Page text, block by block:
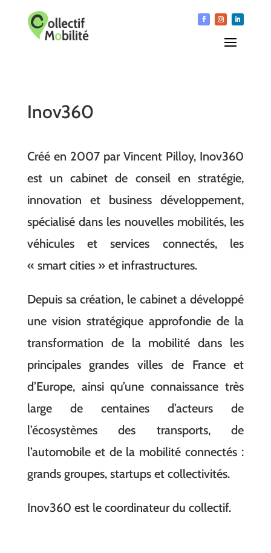
Inov360
Créé en 2007 par Vincent Pilloy, Inov360
est un cabinet de conseil en stratégie,
innovation et business développement,
spécialisé dans les nouvelles mobilités, les
véhicules et services connectés, les
« smart cities » et infrastructures.
Depuis sa création, le cabinet a développé
une vision stratégique approfondie de la
transformation de la mobilité dans les
principales grandes villes de France et
d’Europe, ainsi qu’une connaissance très
large de centaines d’acteurs de
l’écosystèmes des transports, de
l’automobile et de la mobilité connectés :
grands groupes, startups et collectivités.
Inov360 est le coordinateur du collectif.